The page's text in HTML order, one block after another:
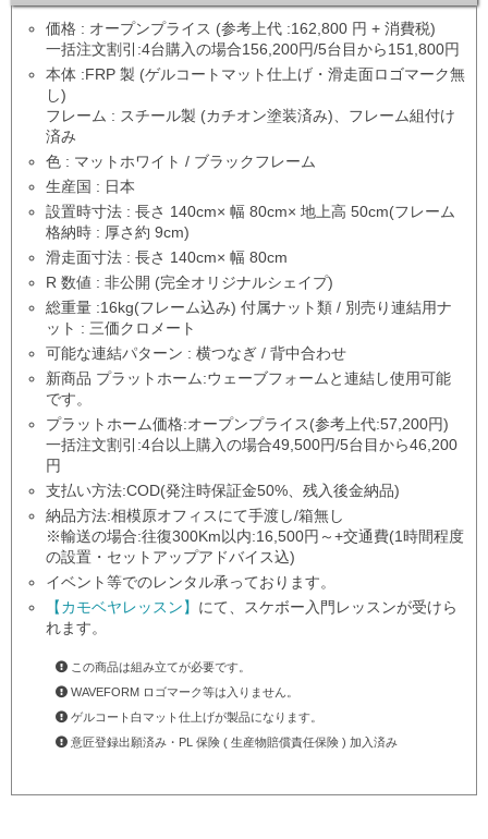
価格 : オープンプライス (参考上代 :162,800 円 + 消費税)
一括注文割引:4台購入の場合156,200円/5台目から151,800円
本体 :FRP 製 (ゲルコートマット仕上げ・滑走面ロゴマーク無
し)
フレーム : スチール製 (カチオン塗装済み)、フレーム組付け
済み
色 : マットホワイト / ブラックフレーム
生産国 : 日本
設置時寸法 : 長さ 140cm× 幅 80cm× 地上高 50cm(フレーム
格納時 : 厚さ約 9cm)
滑走面寸法 : 長さ 140cm× 幅 80cm
R 数値 : 非公開 (完全オリジナルシェイプ)
総重量 :16kg(フレーム込み) 付属ナット類 / 別売り連結用ナ
ット : 三価クロメート
可能な連結パターン : 横つなぎ / 背中合わせ
新商品 プラットホーム:ウェーブフォームと連結し使用可能
です。
プラットホーム価格:オープンプライス(参考上代:57,200円)
一括注文割引:4台以上購入の場合49,500円/5台目から46,200
円
支払い方法:COD(発注時保証金50%、残入後金納品)
納品方法:相模原オフィスにて手渡し/箱無し
※輸送の場合:往復300Km以内:16,500円～+交通費(1時間程度
の設置・セットアップアドバイス込)
イベント等でのレンタル承っております。
【カモベヤレッスン】 にて、スケボー入門レッスンが受けら
れます。
この商品は組み立てが必要です。
WAVEFORM ロゴマーク等は入りません。
ゲルコート白マット仕上げが製品になります。
意匠登録出願済み・PL 保険 ( 生産物賠償責任保険 ) 加入済み